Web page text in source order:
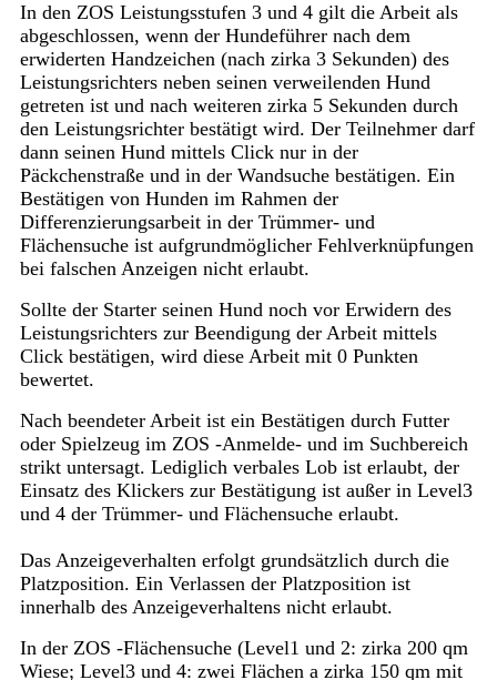
In den ZOS Leistungsstufen 3 und 4 gilt die Arbeit als
abgeschlossen, wenn der Hundeführer nach dem
erwiderten Handzeichen (nach zirka 3 Sekunden) des
Leistungsrichters neben seinen verweilenden Hund
getreten ist und nach weiteren zirka 5 Sekunden durch
den Leistungsrichter bestätigt wird. Der Teilnehmer darf
dann seinen Hund mittels Click nur in der
Päckchenstraße und in der Wandsuche bestätigen. Ein
Bestätigen von Hunden im Rahmen der
Differenzierungsarbeit in der Trümmer- und
Flächensuche ist aufgrundmöglicher Fehlverknüpfungen
bei falschen Anzeigen nicht erlaubt.
Sollte der Starter seinen Hund noch vor Erwidern des
Leistungsrichters zur Beendigung der Arbeit mittels
Click bestätigen, wird diese Arbeit mit 0 Punkten
bewertet.
Nach beendeter Arbeit ist ein Bestätigen durch Futter
oder Spielzeug im ZOS -Anmelde- und im Suchbereich
strikt untersagt. Lediglich verbales Lob ist erlaubt, der
Einsatz des Klickers zur Bestätigung ist außer in Level3
und 4 der Trümmer- und Flächensuche erlaubt.
Das Anzeigeverhalten erfolgt grundsätzlich durch die
Platzposition. Ein Verlassen der Platzposition ist
innerhalb des Anzeigeverhaltens nicht erlaubt.
In der ZOS -Flächensuche (Level1 und 2: zirka 200 qm
Wiese; Level3 und 4: zwei Flächen a zirka 150 qm mit